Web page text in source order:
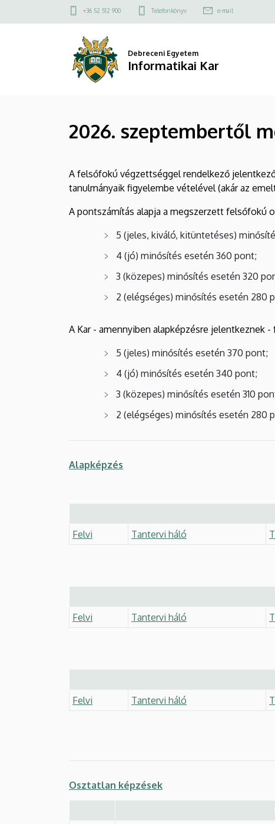
szeptembertől
meghirdetett
képzések
Informatikai
a
Felső
menü
+36 52 512 900 Telefonkönyv e-mail
Debreceni Egyetem
Informatikai Kar
2026. szeptembertől
A felsőfokú végzettséggel rendelkező
tanulmányaik figyelembe vételével (akár az
A pontszámítás alapja a megszerzett felsőfokú
5 (jeles, kiváló, kitüntetéses)
4 (jó) minősítés esetén 360 pont;
3 (közepes) minősítés esetén 320
2 (elégséges) minősítés esetén 280
A Kar - amennyiben alapképzésre jelentkeznek
5 (jeles) minősítés esetén 370 pont;
4 (jó) minősítés esetén 340 pont;
3 (közepes) minősítés esetén 310
2 (elégséges) minősítés esetén 280
Alapképzés
Felvi
Tantervi háló
Felvi
Tantervi háló
Felvi
Tantervi háló
Osztatlan képzések